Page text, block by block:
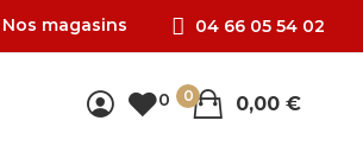
Nos magasins 04 66 05 54 02
0 0,00 €
0